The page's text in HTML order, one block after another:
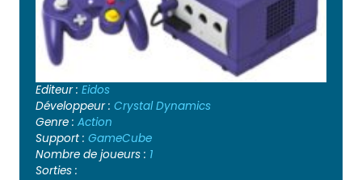
Editeur : Eidos
Développeur : Crystal Dynamics
Genre : Action
Support : GameCube
Nombre de joueurs : 1
Sorties :